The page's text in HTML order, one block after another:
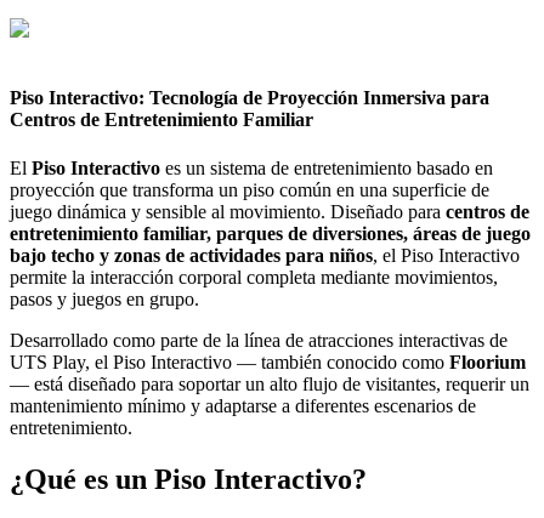
Piso Interactivo: Tecnología de Proyección Inmersiva para
Centros de Entretenimiento Familiar
El Piso Interactivo es un sistema de entretenimiento basado en
proyección que transforma un piso común en una superficie de
juego dinámica y sensible al movimiento. Diseñado para centros de
entretenimiento familiar, parques de diversiones, áreas de juego
bajo techo y zonas de actividades para niños, el Piso Interactivo
permite la interacción corporal completa mediante movimientos,
pasos y juegos en grupo.
Desarrollado como parte de la línea de atracciones interactivas de
UTS Play, el Piso Interactivo — también conocido como Floorium
— está diseñado para soportar un alto flujo de visitantes, requerir un
mantenimiento mínimo y adaptarse a diferentes escenarios de
entretenimiento.
¿Qué es un Piso Interactivo?